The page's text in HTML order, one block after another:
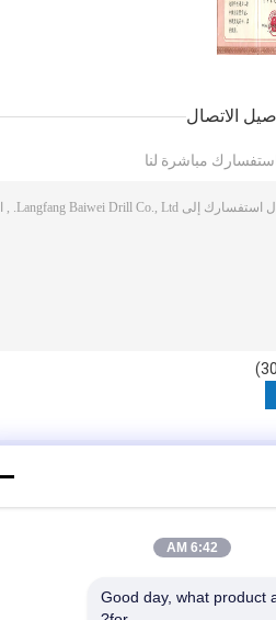
الاتصال
مباشرة لنا
6:42 AM
Good day, what product